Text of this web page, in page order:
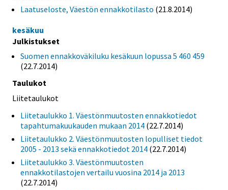
Laatuseloste, Väestön ennakkotilasto (21.8.2014)
kesäkuu
Julkistukset
Suomen ennakkoväkiluku kesäkuun lopussa 5 460 459
(22.7.2014)
Taulukot
Liitetaulukot
Liitetaulukko 1. Väestönmuutosten ennakkotiedot
tapahtumakuukauden mukaan 2014 (22.7.2014)
Liitetaulukko 2. Väestönmuutosten lopulliset tiedot
2005 - 2013 sekä ennakkotiedot 2014 (22.7.2014)
Liitetaulukko 3. Väestönmuutosten
ennakkotilastojen vertailu vuosina 2014 ja 2013
(22.7.2014)